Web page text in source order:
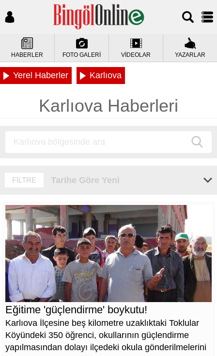
HABERLER FOTO GALERİ VİDEOLAR YAZARLAR
Yerel Haberler Karlıova
Karlıova Haberleri
FİLTRE Tarihe Göre Yeni
Eğitime 'güçlendirme' boykutu!
Karlıova İlçesine beş kilometre uzaklıktaki Toklular
Köyündeki 350 öğrenci, okullarının güçlendirme
yapılmasından dolayı ilçedeki okula gönderilmelerini